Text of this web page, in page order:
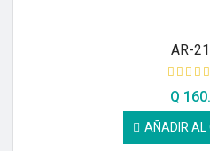
AR-
Q
AÑADIR AL